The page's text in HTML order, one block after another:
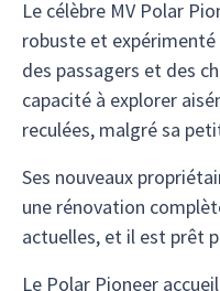
Le célèbre MV Polar
robuste et
des passagers et des
capacité à explorer
reculées, malgré sa
Ses nouveaux
une rénovation
actuelles, et il est prêt
Le Polar Pioneer